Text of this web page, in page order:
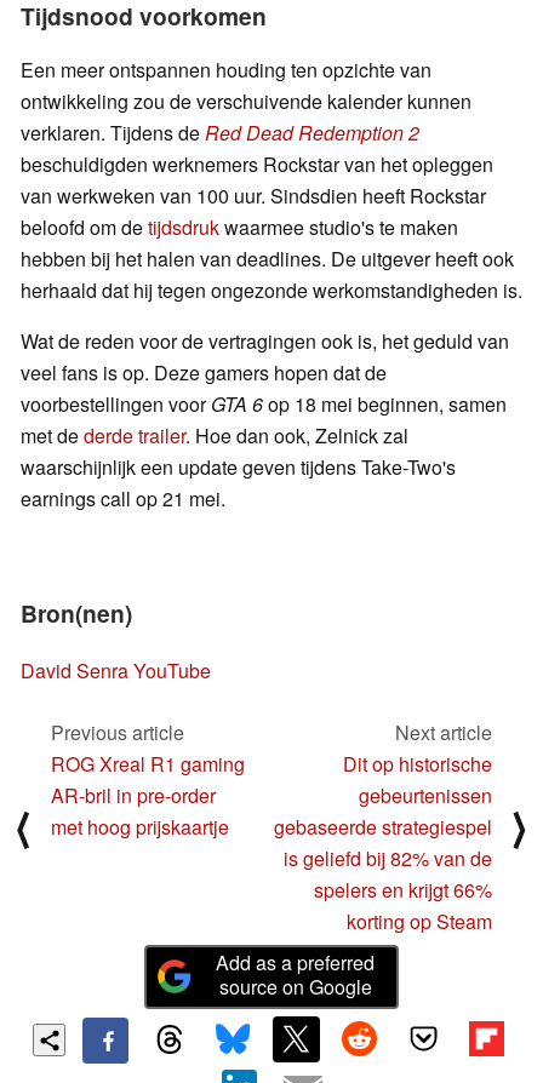
Tijdsnood voorkomen
Een meer ontspannen houding ten opzichte van
ontwikkeling zou de verschuivende kalender kunnen
verklaren. Tijdens deRed Dead Redemption 2
beschuldigden werknemers Rockstar van het opleggen
van werkweken van 100 uur. Sindsdien heeft Rockstar
beloofd om detijdsdrukwaarmee studio's te maken
hebben bij het halen van deadlines. De uitgever heeft ook
herhaald dat hij tegen ongezonde werkomstandigheden is.
Wat de reden voor de vertragingen ook is, het geduld van
veel fans is op. Deze gamers hopen dat de
voorbestellingen voorGTA 6op 18 mei beginnen, samen
met dederde trailer. Hoe dan ook, Zelnick zal
waarschijnlijk een update geven tijdens Take-Two's
earnings call op 21 mei.
Bron(nen)
David Senra YouTube
⟨
Previous article
ROG Xreal R1 gaming
AR-bril in pre-order
met hoog prijskaartje
Next article
Dit op historische
gebeurtenissen
gebaseerde strategiespel
is geliefd bij 82% van de
spelers en krijgt 66%
korting op Steam
⟩
Add as a preferred
source on Google